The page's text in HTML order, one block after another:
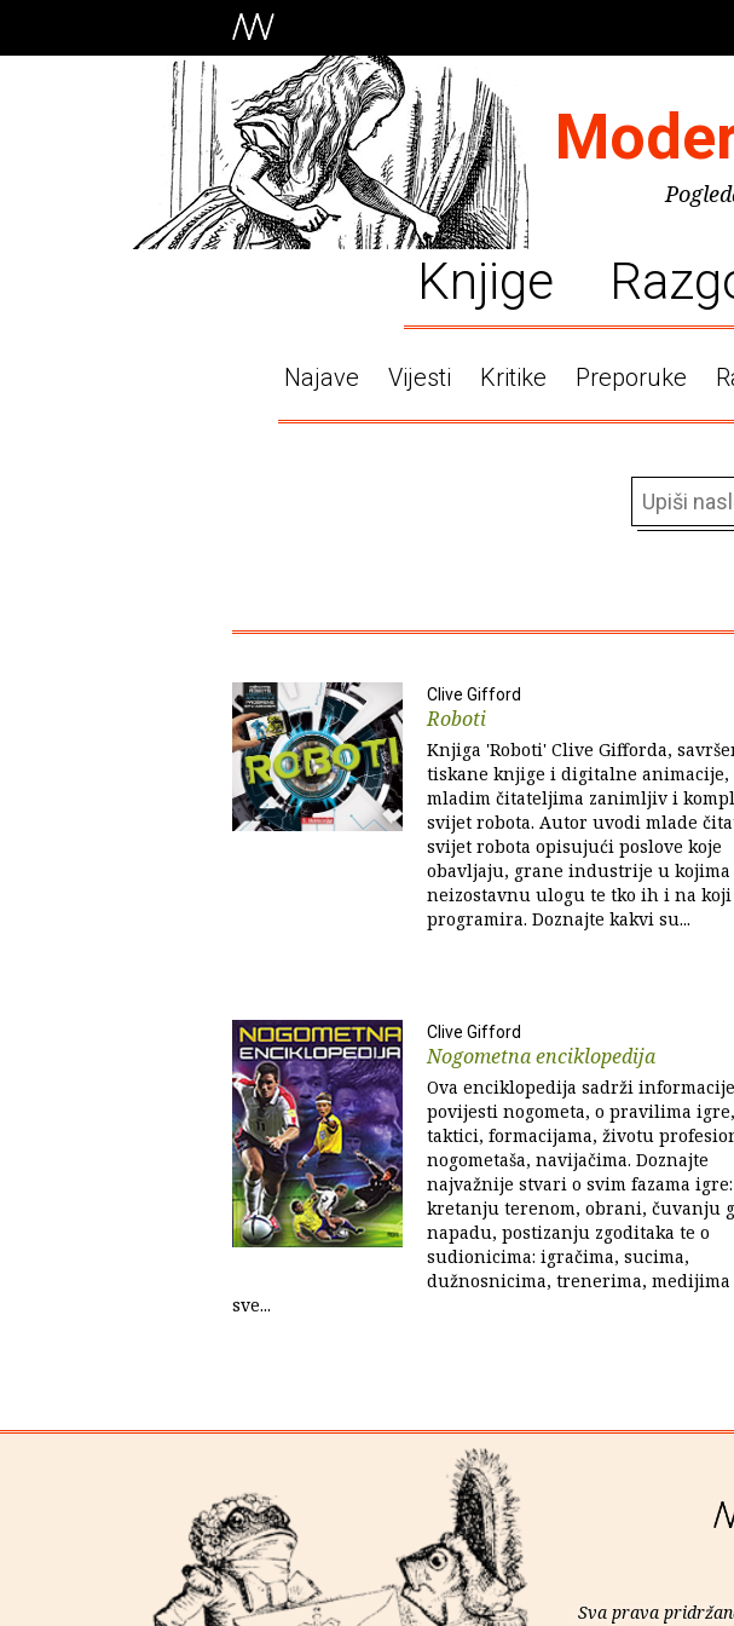
Knjige
Najave Vijesti Kritike Preporuke
Clive Gifford
Roboti
Knjiga 'Roboti' Clive Gifforda,
tiskane knjige i digitalne animacije,
mladim čitateljima zanimljiv i
svijet robota. Autor uvodi mlade
svijet robota opisujući poslove koje
obavljaju, grane industrije u
neizostavnu ulogu te tko ih i na
programira. Doznajte kakvi su...
Clive Gifford
Nogometna enciklopedija
Ova enciklopedija sadrži
povijesti nogometa, o pravilima igre,
taktici, formacijama, životu
nogometaša, navijačima. Doznajte
najvažnije stvari o svim fazama igre:
kretanju terenom, obrani, čuvanju
napadu, postizanju zgoditaka te o
sudionicima: igračima, sucima,
dužnosnicima, trenerima,
sve...
Sva prava